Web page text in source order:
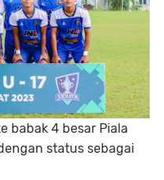
babak 4 besar Piala
status sebagai